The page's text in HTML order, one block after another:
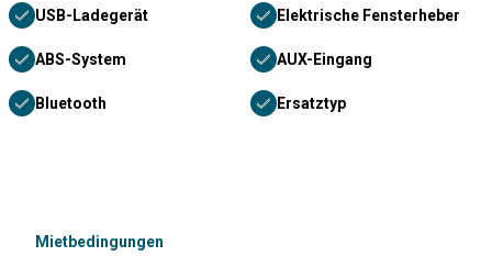
USB-Ladegerät Elektrische Fensterheber
ABS-System AUX-Eingang
Bluetooth Ersatztyp
Mietbedingungen